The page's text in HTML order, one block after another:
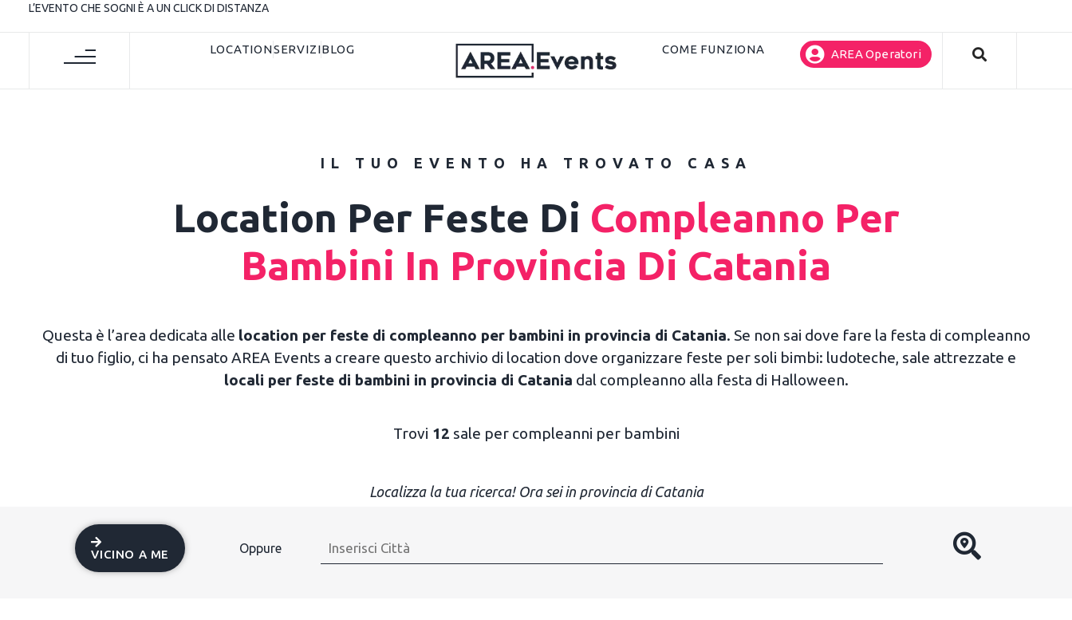
L’EVENTO CHE SOGNI È A UN CLICK DI DISTANZA
LOCATIONSERVIZIBLOG COME FUNZIONA AREA Operatori
IL TUO EVENTO HA TROVATO CASA
Location Per Feste Di Compleanno Per
Bambini In Provincia Di Catania
Questa è l’area dedicata alle location per feste di compleanno per bambini in provincia di Catania. Se non sai dove fare la festa di compleanno
di tuo figlio, ci ha pensato AREA Events a creare questo archivio di location dove organizzare feste per soli bimbi: ludoteche, sale attrezzate e
locali per feste di bambini in provincia di Catania dal compleanno alla festa di Halloween.
Trovi 12 sale per compleanni per bambini
Localizza la tua ricerca! Ora sei in provincia di Catania
VICINO A ME Oppure